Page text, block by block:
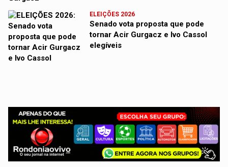
ELEIÇÕES 2026
Senado vota proposta que pode
tornar Acir Gurgacz e Ivo Cassol
elegíveis